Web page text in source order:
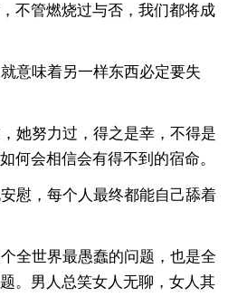
不管燃烧过与否，我们都将成
意味着另一样东西必定要失
她努力过，得之是幸，不得是
何会相信会有得不到的宿命。
慰，每个人最终都能自己舔着
全世界最愚蠢的问题，也是全
。男人总笑女人无聊，女人其